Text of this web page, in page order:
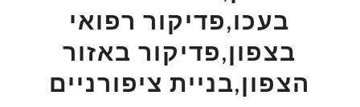
בעכו,פדיקור רפואי
בצפון,פדיקור באזור
הצפון,בניית ציפורניים